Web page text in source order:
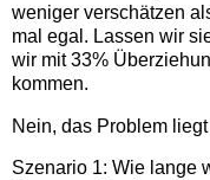
weniger verschätzen
mal egal. Lassen wir
wir mit 33%
kommen.
Nein, das Problem
Szenario 1: Wie lange